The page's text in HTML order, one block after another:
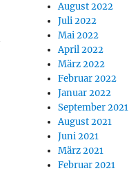
August 2022
Juli 2022
Mai 2022
April 2022
März 2022
Februar 2022
Januar 2022
September 2021
August 2021
Juni 2021
März 2021
Februar 2021